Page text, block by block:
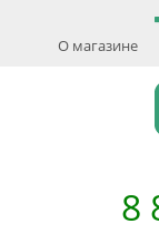
О магазине
8